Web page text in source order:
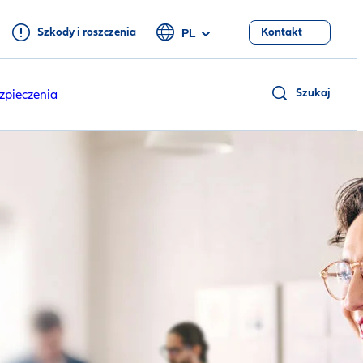
Szkody i roszczenia PL Kontakt
Szukaj